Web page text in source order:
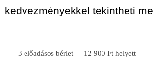
kedvezményekkel tekintheti
3 előadásos bérlet 12 900 Ft helyett